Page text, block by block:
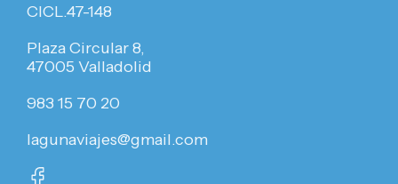
CICL.47-148
Plaza Circular 8,
47005 Valladolid
983 15 70 20
lagunaviajes@gmail.com